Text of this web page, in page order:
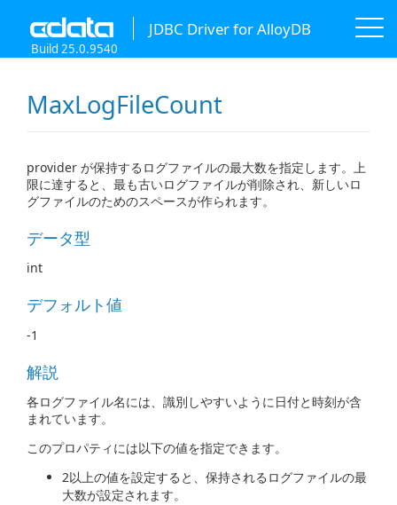
JDBC Driver for AlloyDB
Build 25.0.9540
MaxLogFileCount
provider が保持するログファイルの最大数を指定します。上
限に達すると、最も古いログファイルが削除され、新しいロ
グファイルのためのスペースが作られます。
データ型
int
デフォルト値
-1
解説
各ログファイル名には、識別しやすいように日付と時刻が含
まれています。
このプロパティには以下の値を指定できます。
2以上の値を設定すると、保持されるログファイルの最
大数が設定されます。